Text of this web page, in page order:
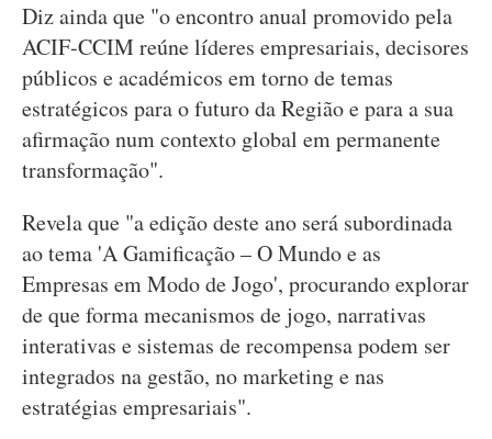
Diz ainda que "o encontro anual promovido pela
ACIF-CCIM reúne líderes empresariais, decisores
públicos e académicos em torno de temas
estratégicos para o futuro da Região e para a sua
afirmação num contexto global em permanente
transformação".
Revela que "a edição deste ano será subordinada
ao tema 'A Gamificação – O Mundo e as
Empresas em Modo de Jogo', procurando explorar
de que forma mecanismos de jogo, narrativas
interativas e sistemas de recompensa podem ser
integrados na gestão, no marketing e nas
estratégias empresariais".